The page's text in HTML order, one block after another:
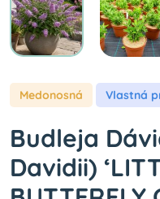
Medonosná Vlastná
Budleja
Davidii)